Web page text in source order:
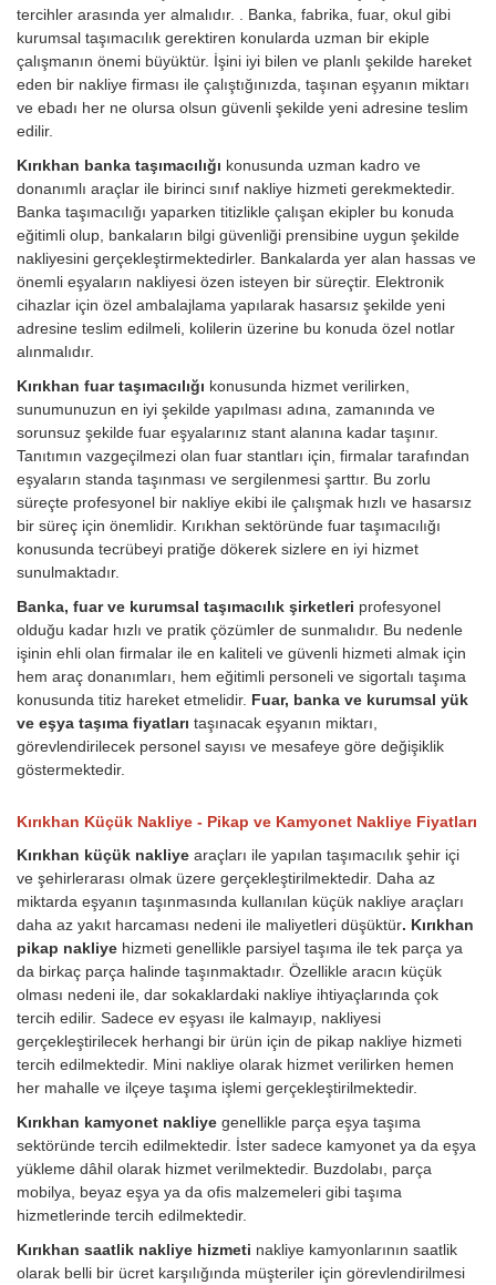
tercihler arasında yer almalıdır. . Banka, fabrika, fuar, okul gibi
kurumsal taşımacılık gerektiren konularda uzman bir ekiple
çalışmanın önemi büyüktür. İşini iyi bilen ve planlı şekilde hareket
eden bir nakliye firması ile çalıştığınızda, taşınan eşyanın miktarı
ve ebadı her ne olursa olsun güvenli şekilde yeni adresine teslim
edilir.
Kırıkhan banka taşımacılığı konusunda uzman kadro ve
donanımlı araçlar ile birinci sınıf nakliye hizmeti gerekmektedir.
Banka taşımacılığı yaparken titizlikle çalışan ekipler bu konuda
eğitimli olup, bankaların bilgi güvenliği prensibine uygun şekilde
nakliyesini gerçekleştirmektedirler. Bankalarda yer alan hassas ve
önemli eşyaların nakliyesi özen isteyen bir süreçtir. Elektronik
cihazlar için özel ambalajlama yapılarak hasarsız şekilde yeni
adresine teslim edilmeli, kolilerin üzerine bu konuda özel notlar
alınmalıdır.
Kırıkhan fuar taşımacılığı konusunda hizmet verilirken,
sunumunuzun en iyi şekilde yapılması adına, zamanında ve
sorunsuz şekilde fuar eşyalarınız stant alanına kadar taşınır.
Tanıtımın vazgeçilmezi olan fuar stantları için, firmalar tarafından
eşyaların standa taşınması ve sergilenmesi şarttır. Bu zorlu
süreçte profesyonel bir nakliye ekibi ile çalışmak hızlı ve hasarsız
bir süreç için önemlidir. Kırıkhan sektöründe fuar taşımacılığı
konusunda tecrübeyi pratiğe dökerek sizlere en iyi hizmet
sunulmaktadır.
Banka, fuar ve kurumsal taşımacılık şirketleri profesyonel
olduğu kadar hızlı ve pratik çözümler de sunmalıdır. Bu nedenle
işinin ehli olan firmalar ile en kaliteli ve güvenli hizmeti almak için
hem araç donanımları, hem eğitimli personeli ve sigortalı taşıma
konusunda titiz hareket etmelidir. Fuar, banka ve kurumsal yük
ve eşya taşıma fiyatları taşınacak eşyanın miktarı,
görevlendirilecek personel sayısı ve mesafeye göre değişiklik
göstermektedir.
Kırıkhan Küçük Nakliye - Pikap ve Kamyonet Nakliye Fiyatları
Kırıkhan küçük nakliye araçları ile yapılan taşımacılık şehir içi
ve şehirlerarası olmak üzere gerçekleştirilmektedir. Daha az
miktarda eşyanın taşınmasında kullanılan küçük nakliye araçları
daha az yakıt harcaması nedeni ile maliyetleri düşüktür. Kırıkhan
pikap nakliye hizmeti genellikle parsiyel taşıma ile tek parça ya
da birkaç parça halinde taşınmaktadır. Özellikle aracın küçük
olması nedeni ile, dar sokaklardaki nakliye ihtiyaçlarında çok
tercih edilir. Sadece ev eşyası ile kalmayıp, nakliyesi
gerçekleştirilecek herhangi bir ürün için de pikap nakliye hizmeti
tercih edilmektedir. Mini nakliye olarak hizmet verilirken hemen
her mahalle ve ilçeye taşıma işlemi gerçekleştirilmektedir.
Kırıkhan kamyonet nakliye genellikle parça eşya taşıma
sektöründe tercih edilmektedir. İster sadece kamyonet ya da eşya
yükleme dâhil olarak hizmet verilmektedir. Buzdolabı, parça
mobilya, beyaz eşya ya da ofis malzemeleri gibi taşıma
hizmetlerinde tercih edilmektedir.
Kırıkhan saatlik nakliye hizmeti nakliye kamyonlarının saatlik
olarak belli bir ücret karşılığında müşteriler için görevlendirilmesi